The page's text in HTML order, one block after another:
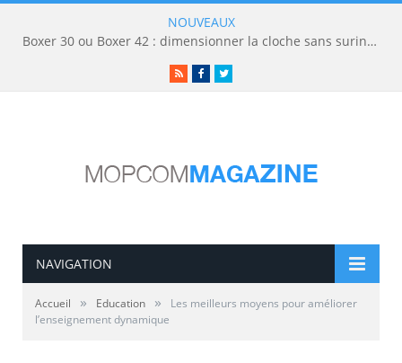
NOUVEAUX
Boxer 30 ou Boxer 42 : dimensionner la cloche sans surinvestir
RSSFacebookTwitter
NAVIGATION
Accueil » Education »
Les meilleurs moyens pour améliorer
l’enseignement dynamique